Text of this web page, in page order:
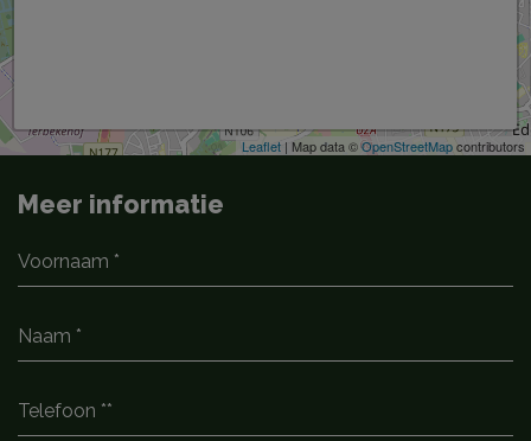
Leaflet | Map data ©OpenStreetMapcontributors
Meer informatie